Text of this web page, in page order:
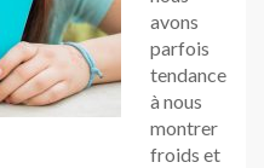
avons
parfois
tendance
à nous
montrer
froids et